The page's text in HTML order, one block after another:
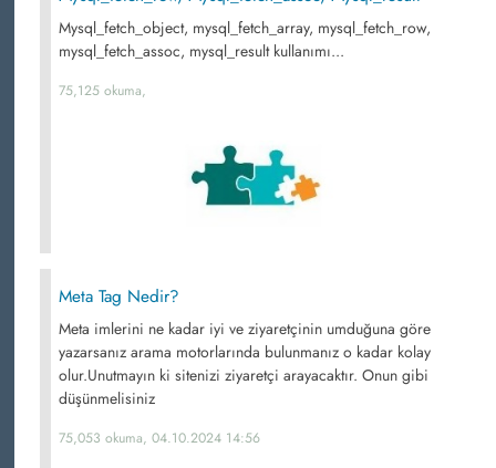
Mysql_fetch_object, mysql_fetch_array, mysql_fetch_row,
mysql_fetch_assoc, mysql_result kullanımı...
75,125 okuma,
Meta Tag Nedir?
Meta imlerini ne kadar iyi ve ziyaretçinin umduğuna göre
yazarsanız arama motorlarında bulunmanız o kadar kolay
olur.Unutmayın ki sitenizi ziyaretçi arayacaktır. Onun gibi
düşünmelisiniz
75,053 okuma, 04.10.2024 14:56